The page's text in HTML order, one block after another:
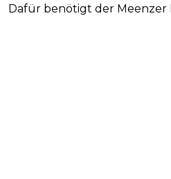
Dafür benötigt der Meenzer